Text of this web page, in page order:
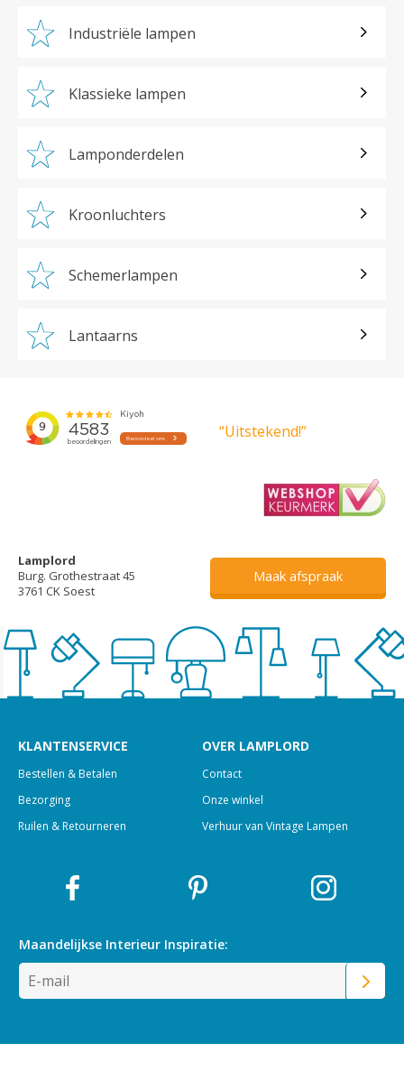
Industriële lampen
Klassieke lampen
Lamponderdelen
Kroonluchters
Schemerlampen
Lantaarns
“Uitstekend!”
Lamplord
Burg. Grothestraat 45
3761 CK Soest
Maak afspraak
KLANTENSERVICE
Bestellen & Betalen
Bezorging
Ruilen & Retourneren
OVER LAMPLORD
Contact
Onze winkel
Verhuur van Vintage Lampen
Maandelijkse Interieur Inspiratie: